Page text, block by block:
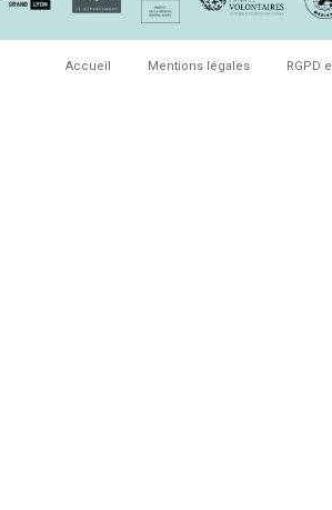
Accueil Mentions légales RGPD